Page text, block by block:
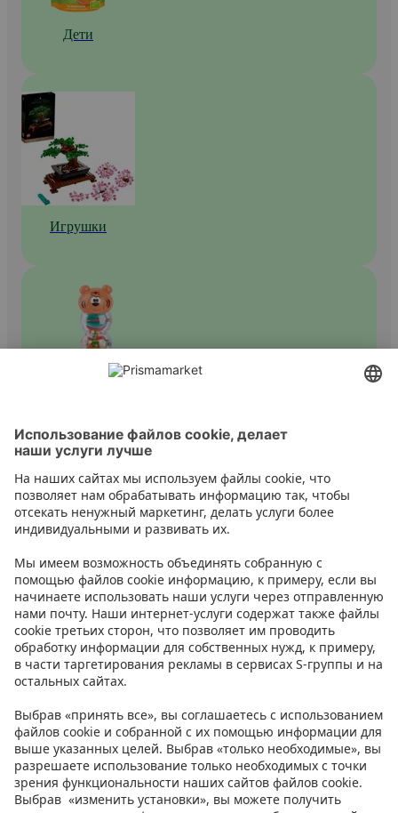
Дети
Игрушки
Инструкции
Условия
Prisma Konto
Язык:ETENRU